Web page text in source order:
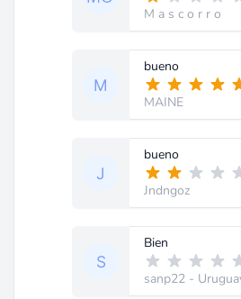
M a s c o r r o
bueno
MAINE
bueno
Jndngoz
Bien
sanp22 -